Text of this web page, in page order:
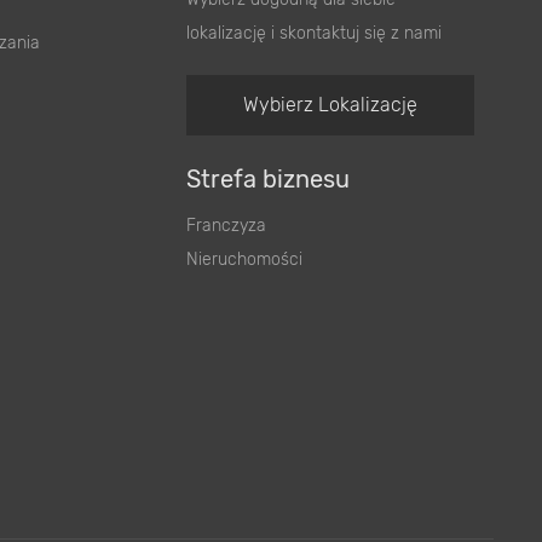
lokalizację i skontaktuj się z nami
Wybierz Lokalizację
Strefa biznesu
Franczyza
Nieruchomości